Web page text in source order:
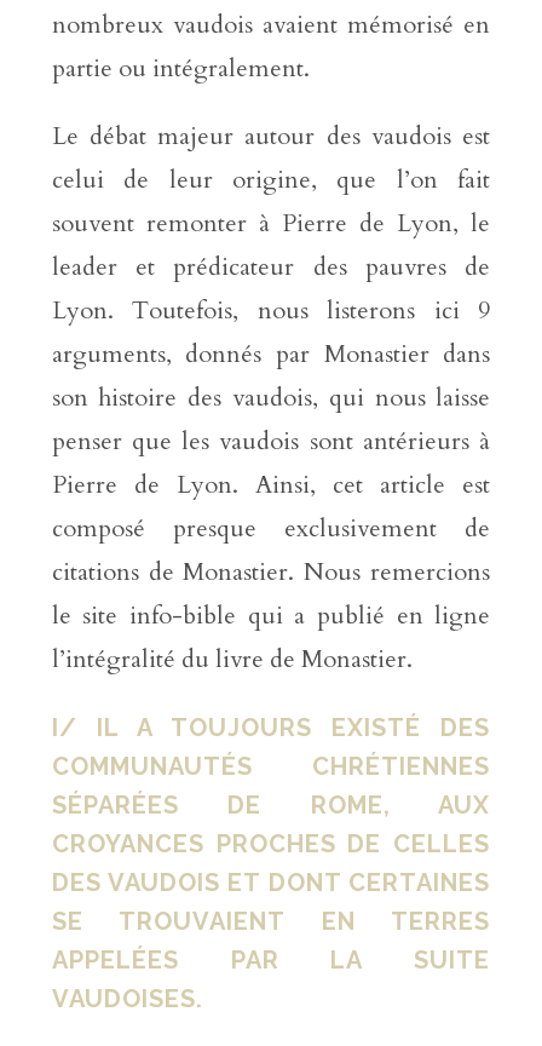
nombreux vaudois avaient mémorisé en
partie ou intégralement.
Le débat majeur autour des vaudois est
celui de leur origine, que l’on fait
souvent remonter à Pierre de Lyon, le
leader et prédicateur des pauvres de
Lyon. Toutefois, nous listerons ici 9
arguments, donnés par Monastier dans
son histoire des vaudois, qui nous laisse
penser que les vaudois sont antérieurs à
Pierre de Lyon. Ainsi, cet article est
composé presque exclusivement de
citations de Monastier. Nous remercions
le site info-bible qui a publié en ligne
l’intégralité du livre de Monastier.
I/ IL A TOUJOURS EXISTÉ DES
COMMUNAUTÉS CHRÉTIENNES
SÉPARÉES DE ROME, AUX
CROYANCES PROCHES DE CELLES
DES VAUDOIS ET DONT CERTAINES
SE TROUVAIENT EN TERRES
APPELÉES PAR LA SUITE
VAUDOISES.